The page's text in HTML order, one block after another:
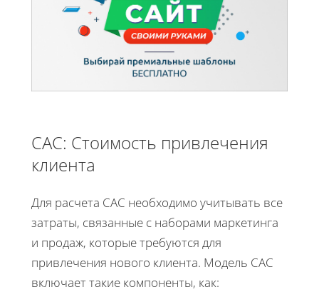
CAC: Стоимость привлечения
клиента
Для расчета CAC необходимо учитывать все
затраты, связанные с наборами маркетинга
и продаж, которые требуются для
привлечения нового клиента. Модель CAC
включает такие компоненты, как: